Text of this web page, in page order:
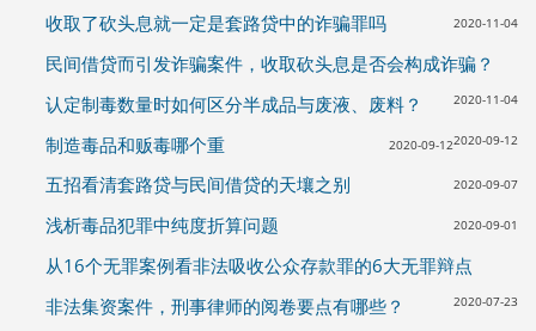
收取了砍头息就一定是套路贷中的诈骗罪吗 2020-11-04
民间借贷而引发诈骗案件，收取砍头息是否会构成诈骗？
2020-11-04
认定制毒数量时如何区分半成品与废液、废料？
2020-09-12
制造毒品和贩毒哪个重 2020-09-12
五招看清套路贷与民间借贷的天壤之别 2020-09-07
浅析毒品犯罪中纯度折算问题 2020-09-01
从16个无罪案例看非法吸收公众存款罪的6大无罪辩点
2020-07-23
非法集资案件，刑事律师的阅卷要点有哪些？